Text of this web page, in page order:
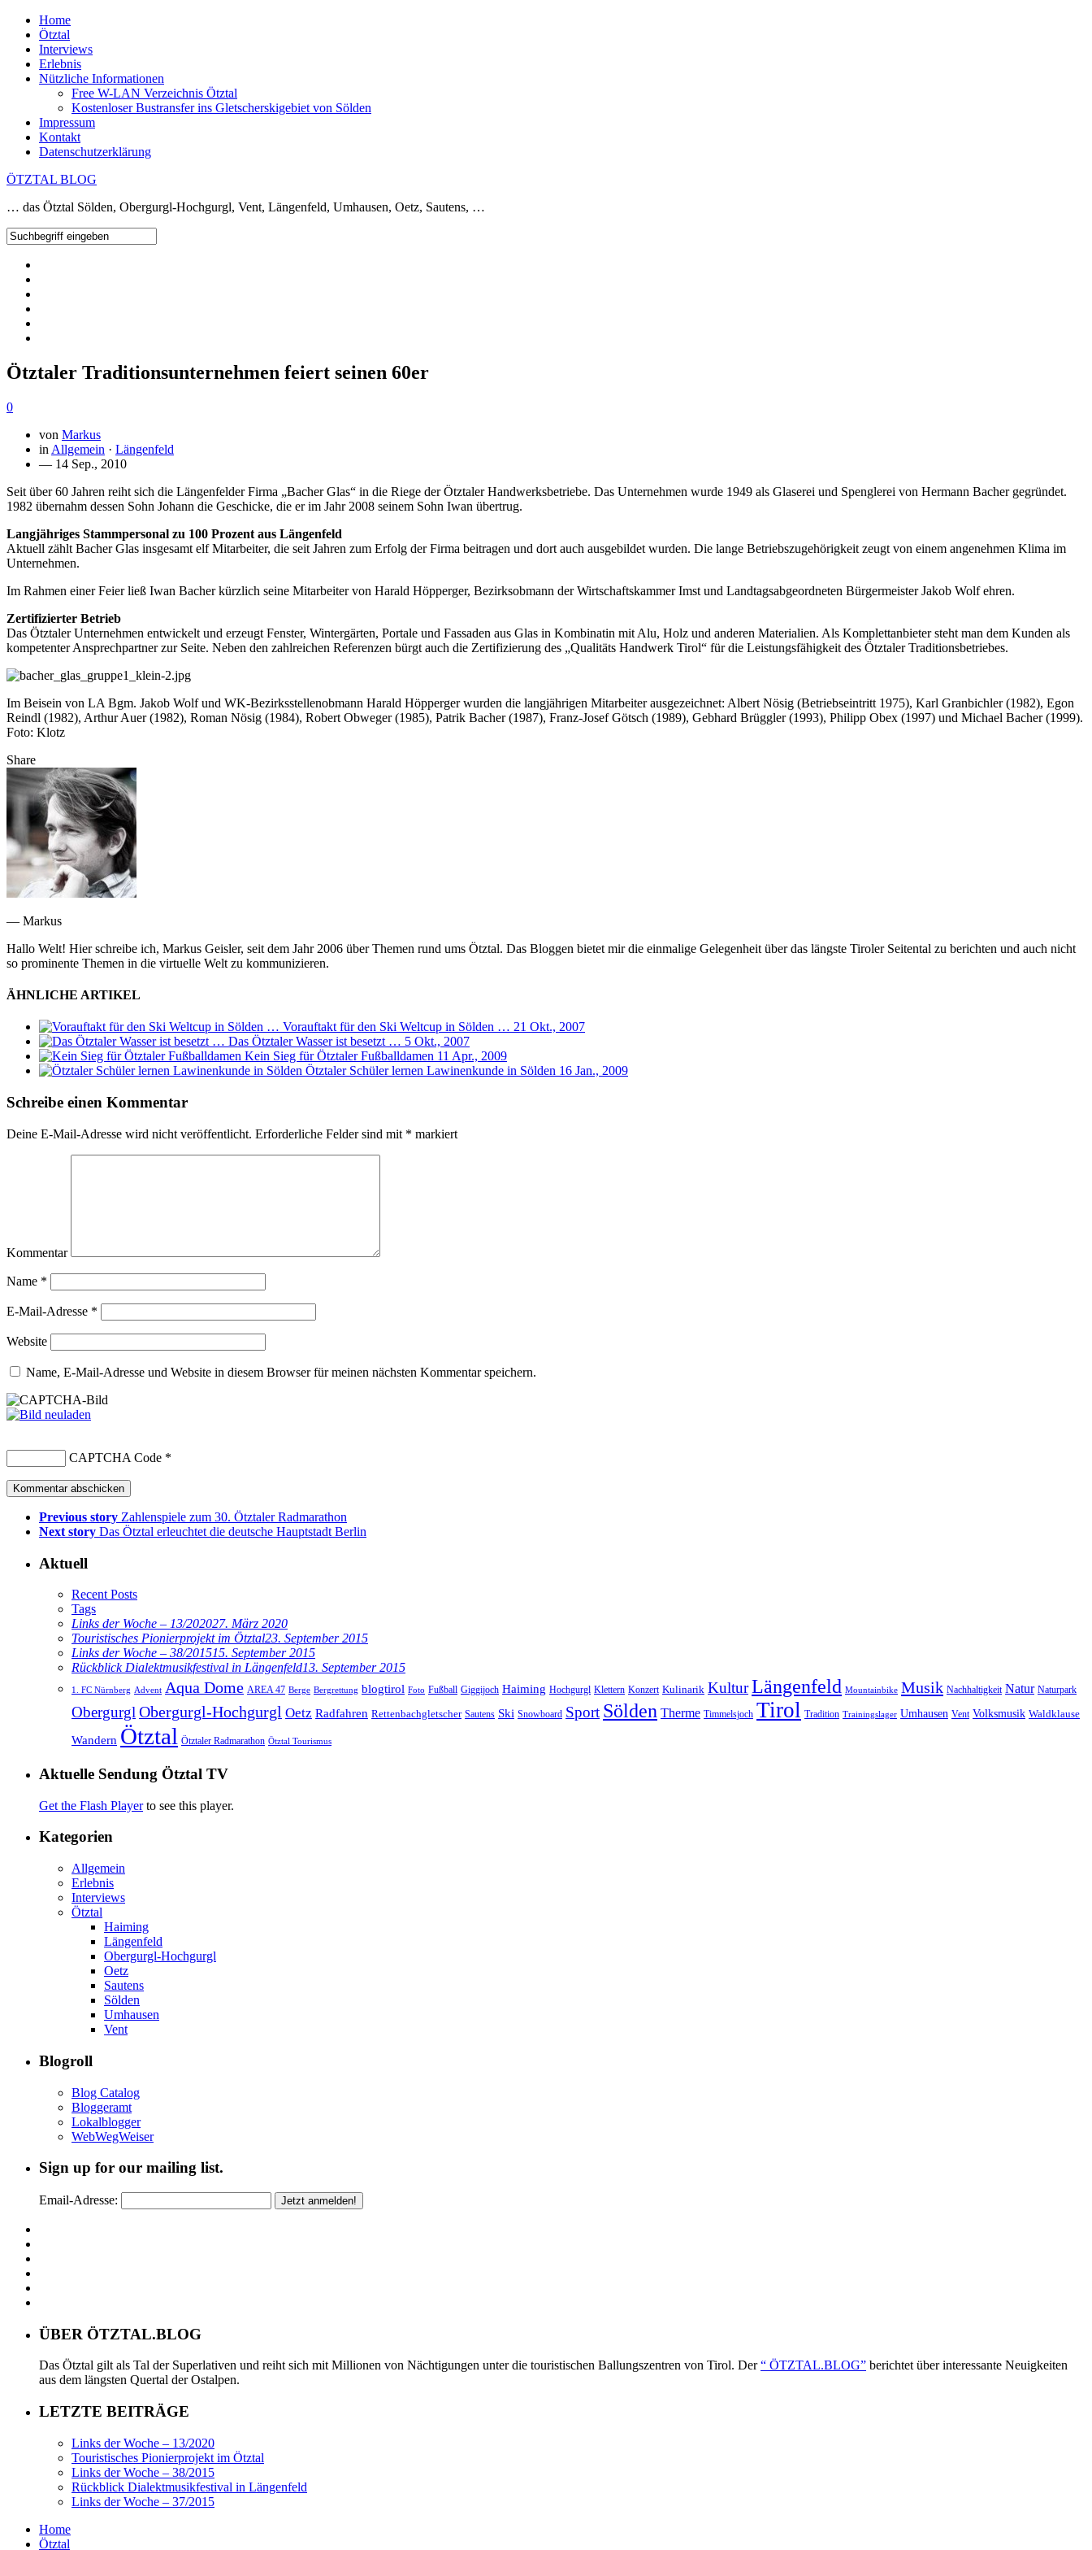
Home
Ötztal
Interviews
Erlebnis
Nützliche Informationen
Free W-LAN Verzeichnis Ötztal
Kostenloser Bustransfer ins Gletscherskigebiet von Sölden
Impressum
Kontakt
Datenschutzerklärung
ÖTZTAL BLOG
… das Ötztal Sölden, Obergurgl-Hochgurgl, Vent, Längenfeld, Umhausen, Oetz, Sautens, …
Ötztaler Traditionsunternehmen feiert seinen 60er
0
von Markus
in Allgemein · Längenfeld
— 14 Sep., 2010
Seit über 60 Jahren reiht sich die Längenfelder Firma „Bacher Glas“ in die Riege der Ötztaler Handwerksbetriebe. Das Unternehmen wurde 1949 als Glaserei und Spenglerei von Hermann Bacher gegründet.
1982 übernahm dessen Sohn Johann die Geschicke, die er im Jahr 2008 seinem Sohn Iwan übertrug.
Langjähriges Stammpersonal zu 100 Prozent aus Längenfeld
Aktuell zählt Bacher Glas insgesamt elf Mitarbeiter, die seit Jahren zum Erfolg der Firma beitragen und dort auch ausgebildet wurden. Die lange Betriebszugehörigkeit zeugt von einem angenehmen Klima im
Unternehmen.
Im Rahmen einer Feier ließ Iwan Bacher kürzlich seine Mitarbeiter von Harald Höpperger, Bezirksobmann der Wirtschaftskammer Imst und Landtagsabgeordneten Bürgermeister Jakob Wolf ehren.
Zertifizierter Betrieb
Das Ötztaler Unternehmen entwickelt und erzeugt Fenster, Wintergärten, Portale und Fassaden aus Glas in Kombinatin mit Alu, Holz und anderen Materialien. Als Komplettanbieter steht man dem Kunden als
kompetenter Ansprechpartner zur Seite. Neben den zahlreichen Referenzen bürgt auch die Zertifizierung des „Qualitäts Handwerk Tirol“ für die Leistungsfähigkeit des Ötztaler Traditionsbetriebes.
Im Beisein von LA Bgm. Jakob Wolf und WK-Bezirksstellenobmann Harald Höpperger wurden die langjährigen Mitarbeiter ausgezeichnet: Albert Nösig (Betriebseintritt 1975), Karl Granbichler (1982), Egon
Reindl (1982), Arthur Auer (1982), Roman Nösig (1984), Robert Obweger (1985), Patrik Bacher (1987), Franz-Josef Götsch (1989), Gebhard Brüggler (1993), Philipp Obex (1997) und Michael Bacher (1999).
Foto: Klotz
Share
— Markus
Hallo Welt! Hier schreibe ich, Markus Geisler, seit dem Jahr 2006 über Themen rund ums Ötztal. Das Bloggen bietet mir die einmalige Gelegenheit über das längste Tiroler Seitental zu berichten und auch nicht
so prominente Themen in die virtuelle Welt zu kommunizieren.
ÄHNLICHE ARTIKEL
Vorauftakt für den Ski Weltcup in Sölden … 21 Okt., 2007
Das Ötztaler Wasser ist besetzt … 5 Okt., 2007
Kein Sieg für Ötztaler Fußballdamen 11 Apr., 2009
Ötztaler Schüler lernen Lawinenkunde in Sölden 16 Jan., 2009
Schreibe einen Kommentar
Deine E-Mail-Adresse wird nicht veröffentlicht. Erforderliche Felder sind mit * markiert
Kommentar
Name *
E-Mail-Adresse *
Website
Name, E-Mail-Adresse und Website in diesem Browser für meinen nächsten Kommentar speichern.
CAPTCHA Code *
Previous story Zahlenspiele zum 30. Ötztaler Radmarathon
Next story Das Ötztal erleuchtet die deutsche Hauptstadt Berlin
Aktuell
Recent Posts
Tags
Links der Woche – 13/202027. März 2020
Touristisches Pionierprojekt im Ötztal23. September 2015
Links der Woche – 38/201515. September 2015
Rückblick Dialektmusikfestival in Längenfeld13. September 2015
1. FC Nürnberg Advent Aqua Dome AREA 47 Berge Bergrettung blogtirol Foto Fußball Giggijoch Haiming Hochgurgl Klettern Konzert Kulinarik KulturLängenfeld Mountainbike Musik Nachhaltigkeit Natur Naturpark
ObergurglObergurgl-Hochgurgl Oetz Radfahren Rettenbachgletscher Sautens Ski Snowboard Sport Sölden Therme Timmelsjoch Tirol Tradition Trainingslager Umhausen Vent Volksmusik Waldklause
Wandern Ötztal Ötztaler Radmarathon Ötztal Tourismus
Aktuelle Sendung Ötztal TV
Get the Flash Playerto see this player.
Kategorien
Allgemein
Erlebnis
Interviews
Ötztal
Haiming
Längenfeld
Obergurgl-Hochgurgl
Oetz
Sautens
Sölden
Umhausen
Vent
Blogroll
Blog Catalog
Bloggeramt
Lokalblogger
WebWegWeiser
Sign up for our mailing list.
Email-Adresse:
ÜBER ÖTZTAL.BLOG
Das Ötztal gilt als Tal der Superlativen und reiht sich mit Millionen von Nächtigungen unter die touristischen Ballungszentren von Tirol. Der“ ÖTZTAL.BLOG” berichtet über interessante Neuigkeiten
aus dem längsten Quertal der Ostalpen.
LETZTE BEITRÄGE
Links der Woche – 13/2020
Touristisches Pionierprojekt im Ötztal
Links der Woche – 38/2015
Rückblick Dialektmusikfestival in Längenfeld
Links der Woche – 37/2015
Home
Ötztal